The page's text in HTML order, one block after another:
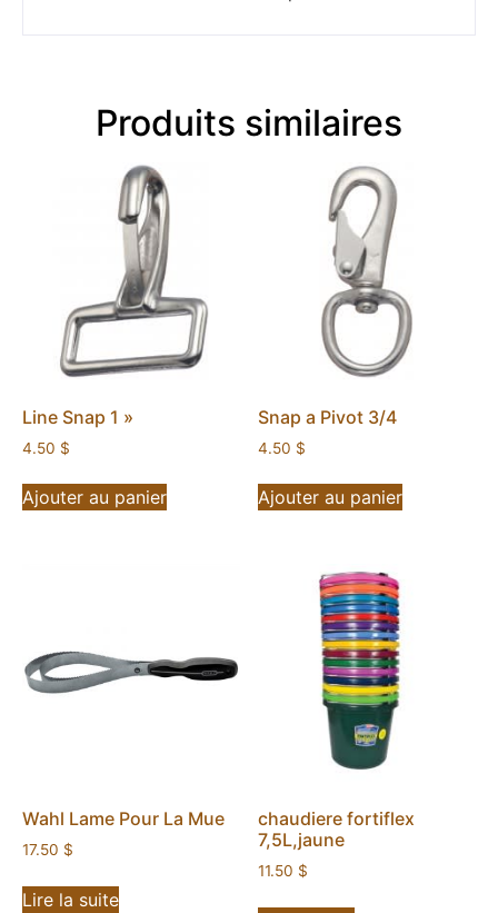
Produits similaires
Line Snap 1 »
4.50 $
Ajouter au panier
Snap a Pivot 3/4
4.50 $
Ajouter au panier
Wahl Lame Pour La Mue
17.50 $
Lire la suite
chaudiere fortiflex
7,5L,jaune
11.50 $